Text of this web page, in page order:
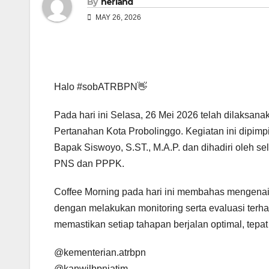
MAY 26, 2026
Halo #sobATRBPN👋
Pada hari ini Selasa, 26 Mei 2026 telah
Pertanahan Kota Probolinggo. Kegiatan ini
Bapak Siswoyo, S.ST., M.A.P. dan dihadiri oleh
PNS dan PPPK.
Coffee Morning pada hari ini membahas
dengan melakukan monitoring serta evaluasi
memastikan setiap tahapan berjalan optimal,
@kementerian.atrbpn